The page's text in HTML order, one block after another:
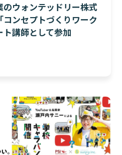
ウォンテッドリー株式
ンセプトづくりワーク
講師として参加